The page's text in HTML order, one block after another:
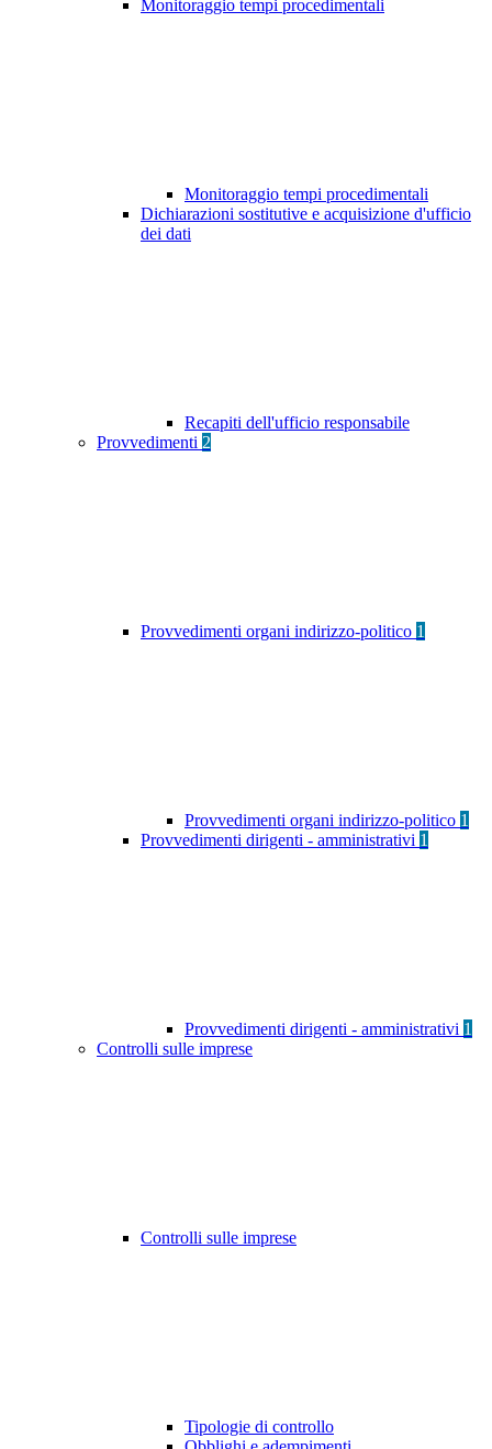
Monitoraggio tempi procedimentali
Monitoraggio tempi procedimentali
Dichiarazioni sostitutive e acquisizione d'ufficio
dei dati
Recapiti dell'ufficio responsabile
Provvedimenti 2
Provvedimenti organi indirizzo-politico 1
Provvedimenti organi indirizzo-politico 1
Provvedimenti dirigenti - amministrativi 1
Provvedimenti dirigenti - amministrativi 1
Controlli sulle imprese
Controlli sulle imprese
Tipologie di controllo